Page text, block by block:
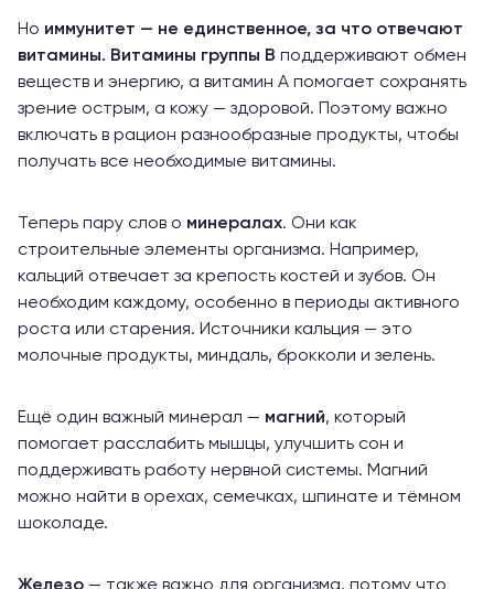
Но иммунитет — не единственное, за что отвечают
витамины. Витамины группы B поддерживают обмен
веществ и энергию, а витамин A помогает сохранять
зрение острым, а кожу — здоровой. Поэтому важно
включать в рацион разнообразные продукты, чтобы
получать все необходимые витамины.
Теперь пару слов о минералах. Они как
строительные элементы организма. Например,
кальций отвечает за крепость костей и зубов. Он
необходим каждому, особенно в периоды активного
роста или старения. Источники кальция — это
молочные продукты, миндаль, брокколи и зелень.
Ещё один важный минерал — магний, который
помогает расслабить мышцы, улучшить сон и
поддерживать работу нервной системы. Магний
можно найти в орехах, семечках, шпинате и тёмном
шоколаде.